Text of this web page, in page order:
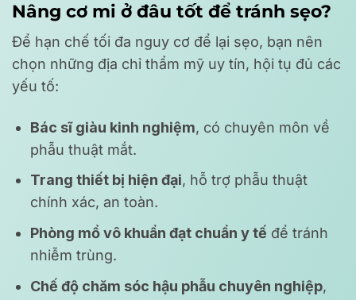
Nâng cơ mi ở đâu tốt để tránh sẹo?
Để hạn chế tối đa nguy cơ để lại sẹo, bạn nên
chọn những địa chỉ thẩm mỹ uy tín, hội tụ đủ các
yếu tố:
Bác sĩ giàu kinh nghiệm, có chuyên môn về
phẫu thuật mắt.
Trang thiết bị hiện đại, hỗ trợ phẫu thuật
chính xác, an toàn.
Phòng mổ vô khuẩn đạt chuẩn y tế để tránh
nhiễm trùng.
Chế độ chăm sóc hậu phẫu chuyên nghiệp,